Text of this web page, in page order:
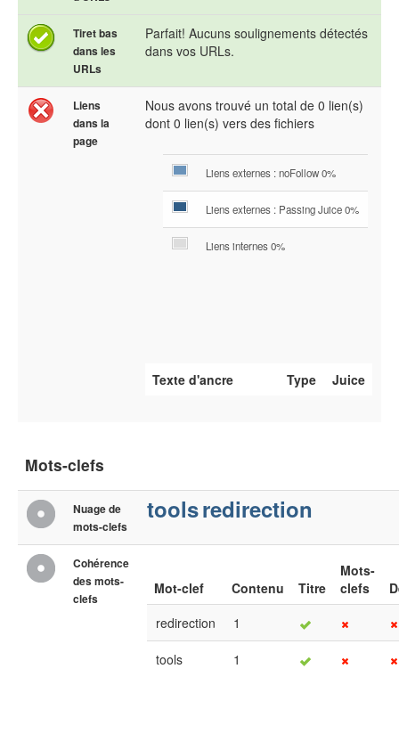
Tiret bas
dans les
URLs
Parfait! Aucuns soulignements détectés
dans vos URLs.
Liens
dans la
page
Nous avons trouvé un total de 0 lien(s)
dont 0 lien(s) vers des fichiers
Liens externes : noFollow 0%
Liens externes : Passing Juice 0%
Liens internes 0%
Texte d'ancre Type Juice
Mots-clefs
Nuage de
mots-clefs
toolsredirection
Cohérence
des mots-
clefs
Mot-clef Contenu Titre
Mots-
clefs
redirection
1
tools 1